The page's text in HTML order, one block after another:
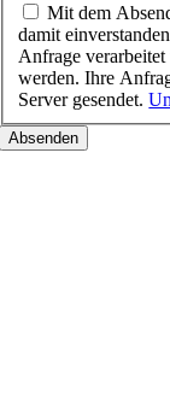
Mit dem
damit
Anfrage
werden. Ihre
Server gesendet.